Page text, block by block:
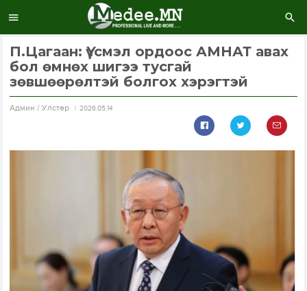
П.Цагаан: Үүсмэл ордоос АМНАТ авах
бол өмнөх шигээ тусгай
зөвшөөрөлтэй болгох хэрэгтэй
Aдмин / Улстөр 2026.05.14